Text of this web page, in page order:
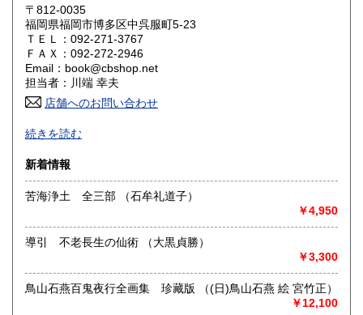
滋賀県
大阪府 1,430円
奈良県
山口県 徳島県
福岡県 1,210円
佐賀県 1,210円 長崎県 1,210円
〒812-0035
福岡県福岡市博多区中呉服町5-23
ＴＥＬ：092-271-3767
ＦＡＸ：092-272-2946
Email：book@cbshop.net
担当者：川端 幸夫
店舗へのお問い合わせ
1969年創業の中国アジア関係の輸入書籍と国内書籍の専門店
です。
古書に関しましてはネット販売が中心のため大半の本は倉庫
に保管しております。
店舗に来られても現物ない事もございます。
沿線名：福岡市営地下鉄箱崎線
営業時間：月〜金 10:00〜17:00
定休日：日曜・祝日・土曜日休業。年末年始、夏季休暇は別
続きを読む
新着情報
苦海浄土 全三部 （石牟礼道子）
￥4,950
導引 不老長生の仙術 （大黒貞勝）
￥3,300
鳥山石燕百鬼夜行全画集 珍藏版 （(日)鳥山石燕 絵 宮竹正）
￥12,100